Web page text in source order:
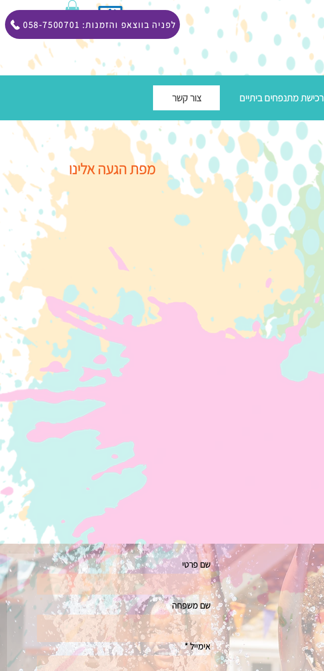
058-7500701 :לפניה בווצאפ והזמנות
רכישת מתנפחים ביתיים צור קשר
מפת הגעה אלינו
שם פרטי
שם משפחה
אימייל